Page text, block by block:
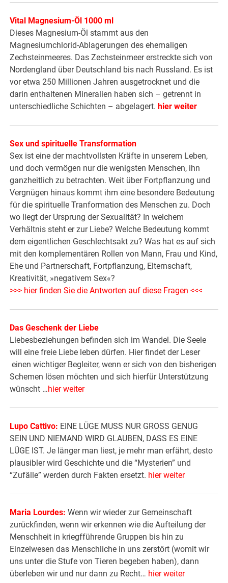
Vital Magnesium-Öl 1000 ml
Dieses Magnesium-Öl stammt aus den
Magnesiumchlorid-Ablagerungen des ehemaligen
Zechsteinmeeres. Das Zechsteinmeer erstreckte sich von
Nordengland über Deutschland bis nach Russland. Es ist
vor etwa 250 Millionen Jahren ausgetrocknet und die
darin enthaltenen Mineralien haben sich – getrennt in
unterschiedliche Schichten – abgelagert. hier weiter
Sex und spirituelle Transformation
Sex ist eine der machtvollsten Kräfte in unserem Leben,
und doch vermögen nur die wenigsten Menschen, ihn
ganzheitlich zu betrachten. Weit über Fortpflanzung und
Vergnügen hinaus kommt ihm eine besondere Bedeutung
für die spirituelle Tranformation des Menschen zu. Doch
wo liegt der Ursprung der Sexualität? In welchem
Verhältnis steht er zur Liebe? Welche Bedeutung kommt
dem eigentlichen Geschlechtsakt zu? Was hat es auf sich
mit den komplementären Rollen von Mann, Frau und Kind,
Ehe und Partnerschaft, Fortpflanzung, Elternschaft,
Kreativität, »negativem Sex«?
>>> hier finden Sie die Antworten auf diese Fragen <<<
Das Geschenk der Liebe
Liebesbeziehungen befinden sich im Wandel. Die Seele
will eine freie Liebe leben dürfen. Hier findet der Leser
einen wichtiger Begleiter, wenn er sich von den bisherigen
Schemen lösen möchten und sich hierfür Unterstützung
wünscht …hier weiter
Lupo Cattivo: EINE LÜGE MUSS NUR GROSS GENUG
SEIN UND NIEMAND WIRD GLAUBEN, DASS ES EINE
LÜGE IST. Je länger man liest, je mehr man erfährt, desto
plausibler wird Geschichte und die “Mysterien” und
“Zufälle” werden durch Fakten ersetzt. hier weiter
Maria Lourdes: Wenn wir wieder zur Gemeinschaft
zurückfinden, wenn wir erkennen wie die Aufteilung der
Menschheit in kriegfführende Gruppen bis hin zu
Einzelwesen das Menschliche in uns zerstört (womit wir
uns unter die Stufe von Tieren begeben haben), dann
überleben wir und nur dann zu Recht… hier weiter